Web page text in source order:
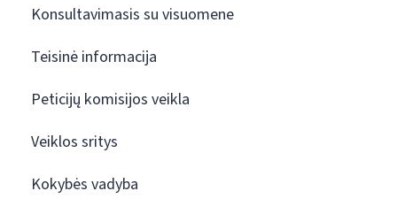
Konsultavimasis su visuomene
Teisinė informacija
Peticijų komisijos veikla
Veiklos sritys
Kokybės vadyba